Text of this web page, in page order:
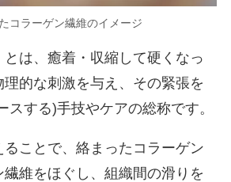
コラーゲン繊維のイメージ
とは、癒着・収縮して硬くなっ
的な刺激を与え、その緊張を
スする)手技やケアの総称です。
ことで、絡まったコラーゲン
維をほぐし、組織間の滑りを